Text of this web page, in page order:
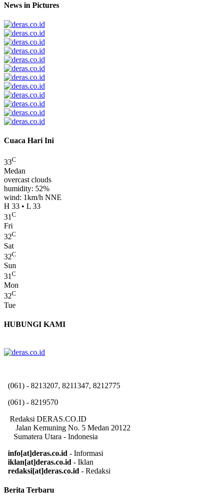
News in Pictures
Cuaca Hari Ini
33C
Medan
overcast clouds
humidity: 52%
wind: 1km/h NNE
H 33 • L 33
31 C
Fri
32C
Sat
32C
Sun
31 C
Mon
32C
Tue
HUBUNGI KAMI
(061) - 8213207, 8211347, 8212775
(061) - 8219570
Redaksi DERAS.CO.ID
Jalan Kemuning No. 5 Medan 20122
Sumatera Utara - Indonesia
info[at]deras.co.id - Informasi
iklan[at]deras.co.id - Iklan
redaksi[at]deras.co.id - Redaksi
Berita Terbaru